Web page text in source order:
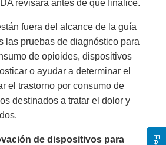
revisará antes de que finalice.
fuera del alcance de la guía
las pruebas de diagnóstico para
de opioides, dispositivos
o ayudar a determinar el
el trastorno por consumo de
destinados a tratar el dolor y
de dispositivos para